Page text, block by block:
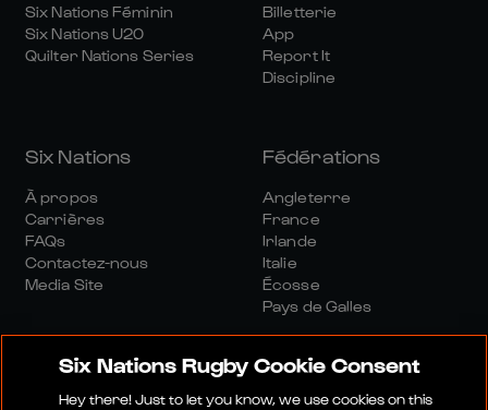
Six Nations Féminin
Six Nations U20
Quilter Nations Series
Billetterie
App
Report It
Discipline
Six Nations
À propos
Carrières
FAQs
Contactez-nous
Media Site
Fédérations
Angleterre
France
Irlande
Italie
Écosse
Pays de Galles
Six Nations Rugby Cookie Consent
Hey there! Just to let you know, we use cookies on this